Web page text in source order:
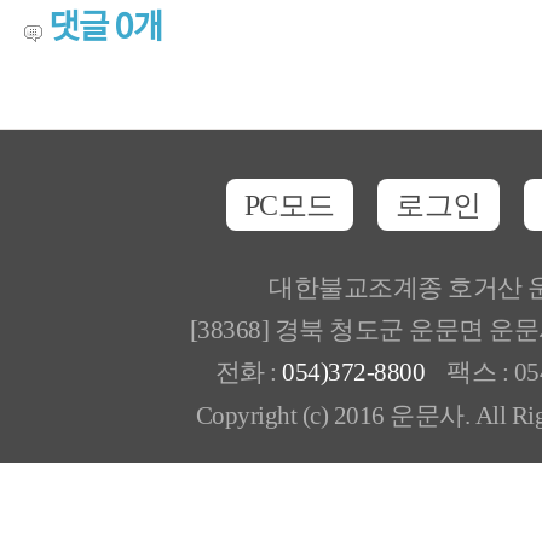
댓글0개
PC모드 로그인
대한불교조계종 호거산
[38368] 경북 청도군 운문면 운
전화 : 054)372-8800 팩스 :
Copyright (c) 2016 운문사. All